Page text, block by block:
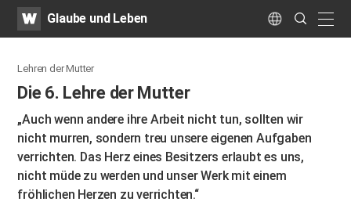
WATVGlaube und Leben Language
Search
Submit
Lehren der Mutter
Die 6. Lehre der Mutter
„Auch wenn andere ihre Arbeit nicht tun, sollten wir
nicht murren, sondern treu unsere eigenen Aufgaben
verrichten. Das Herz eines Besitzers erlaubt es uns,
nicht müde zu werden und unser Werk mit einem
fröhlichen Herzen zu verrichten.“